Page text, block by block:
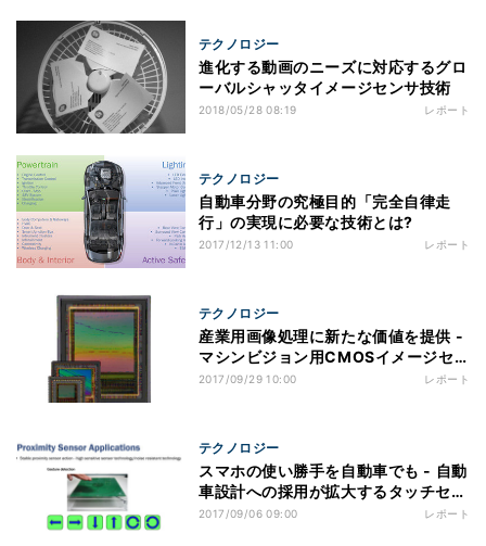
テクノロジー
進化する動画のニーズに対応するグロ
ーバルシャッタイメージセンサ技術
2018/05/28 08:19 レポート
テクノロジー
自動車分野の究極目的「完全自律走
行」の実現に必要な技術とは?
2017/12/13 11:00 レポート
テクノロジー
産業用画像処理に新たな価値を提供 -
マシンビジョン用CMOSイメージセ
ンサに求められるものとは
2017/09/29 10:00 レポート
テクノロジー
スマホの使い勝手を自動車でも - 自動
車設計への採用が拡大するタッチセン
サ技術
2017/09/06 09:00 レポート